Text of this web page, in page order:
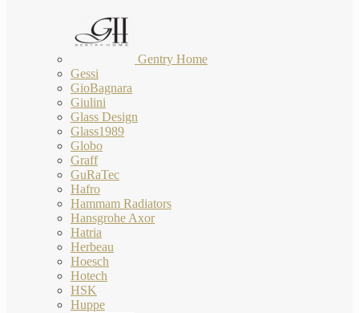
Gentry Home
Gessi
GioBagnara
Giulini
Glass Design
Glass1989
Globo
Graff
GuRaTec
Hafro
Hammam Radiators
Hansgrohe Axor
Hatria
Herbeau
Hoesch
Hotech
HSK
Huppe